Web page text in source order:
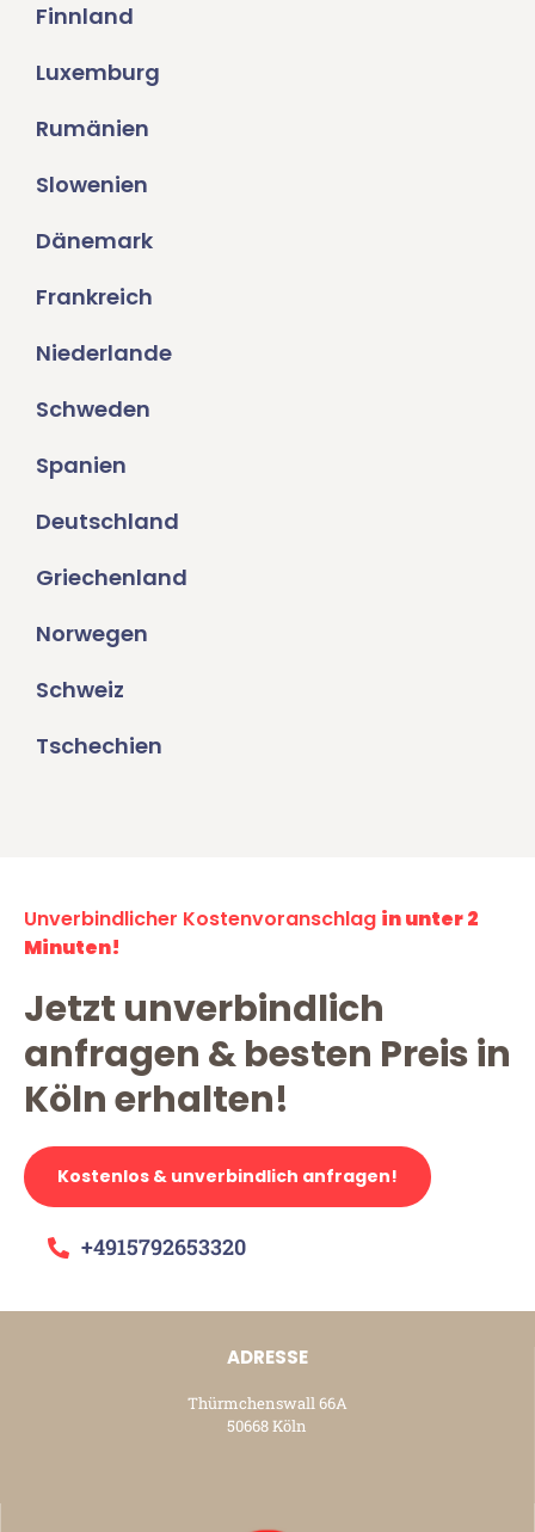
Finnland
Luxemburg
Rumänien
Slowenien
Dänemark
Frankreich
Niederlande
Schweden
Spanien
Deutschland
Griechenland
Norwegen
Schweiz
Tschechien
Unverbindlicher Kostenvoranschlag in unter 2
Minuten!
Jetzt unverbindlich
anfragen & besten Preis in
Köln erhalten!
Kostenlos & unverbindlich anfragen!
+4915792653320
ADRESSE
Thürmchenswall 66A
50668 Köln